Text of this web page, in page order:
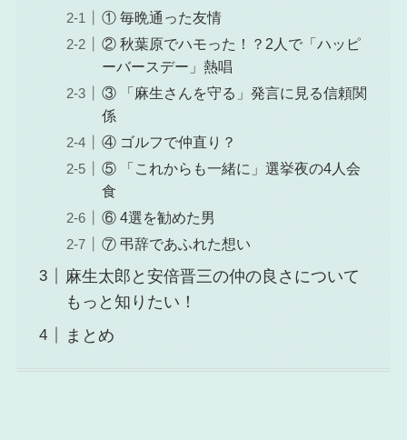
① 毎晩通った友情
② 秋葉原でハモった！？2人で「ハッピ
ーバースデー」熱唱
③ 「麻生さんを守る」発言に見る信頼関
係
④ ゴルフで仲直り？
⑤ 「これからも一緒に」選挙夜の4人会
食
⑥ 4選を勧めた男
⑦ 弔辞であふれた想い
麻生太郎と安倍晋三の仲の良さについて
もっと知りたい！
まとめ